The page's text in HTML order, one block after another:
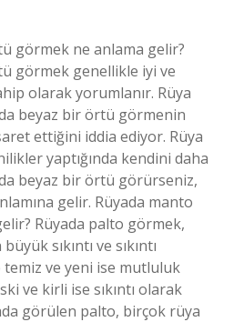
görmek ne anlama gelir?
görmek genellikle iyi ve
olarak yorumlanır. Rüya
beyaz bir örtü görmenin
ettiğini iddia ediyor. Rüya
yaptığında kendini daha
beyaz bir örtü görürseniz,
gelir. Rüyada manto
Rüyada palto görmek,
sıkıntı ve sıkıntı
temiz ve yeni ise mutluluk
ve kirli ise sıkıntı olarak
görülen palto, birçok rüya